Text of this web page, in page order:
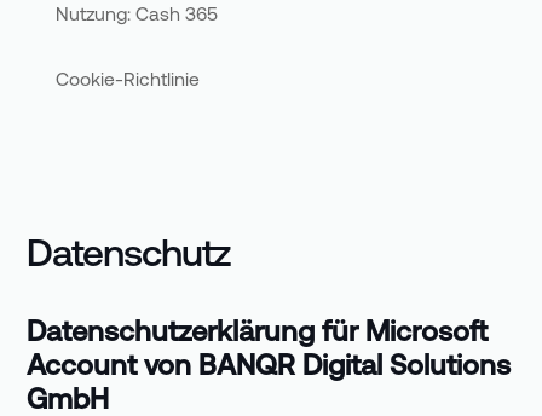
Nutzung: Cash 365
Cookie-Richtlinie
Datenschutz
Datenschutzerklärung für Microsoft
Account von BANQR Digital Solutions
GmbH